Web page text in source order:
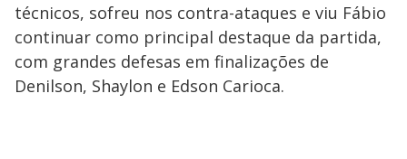
técnicos, sofreu nos contra-ataques e viu Fábio
continuar como principal destaque da partida,
com grandes defesas em finalizações de
Denilson, Shaylon e Edson Carioca.